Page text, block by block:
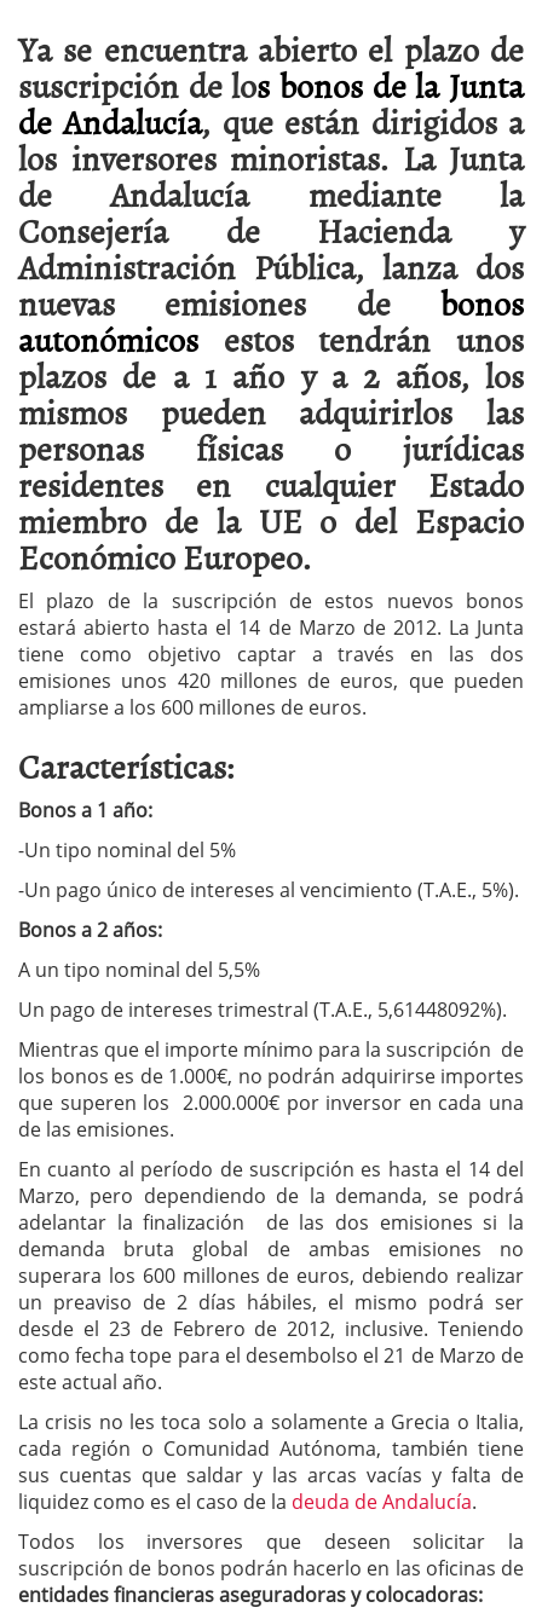
Ya se encuentra abierto el plazo de
suscripción de los bonos de la Junta
de Andalucía, que están dirigidos a
los inversores minoristas. La Junta
de Andalucía mediante la
Consejería de Hacienda y
Administración Pública, lanza dos
nuevas emisiones de bonos
autonómicos estos tendrán unos
plazos de a 1 año y a 2 años, los
mismos pueden adquirirlos las
personas físicas o jurídicas
residentes en cualquier Estado
miembro de la UE o del Espacio
Económico Europeo.
El plazo de la suscripción de estos nuevos bonos
estará abierto hasta el 14 de Marzo de 2012. La Junta
tiene como objetivo captar a través en las dos
emisiones unos 420 millones de euros, que pueden
ampliarse a los 600 millones de euros.
Características:
Bonos a 1 año:
-Un tipo nominal del 5%
-Un pago único de intereses al vencimiento (T.A.E., 5%).
Bonos a 2 años:
A un tipo nominal del 5,5%
Un pago de intereses trimestral (T.A.E., 5,61448092%).
Mientras que el importe mínimo para la suscripción de
los bonos es de 1.000€, no podrán adquirirse importes
que superen los 2.000.000€ por inversor en cada una
de las emisiones.
En cuanto al período de suscripción es hasta el 14 del
Marzo, pero dependiendo de la demanda, se podrá
adelantar la finalización de las dos emisiones si la
demanda bruta global de ambas emisiones no
superara los 600 millones de euros, debiendo realizar
un preaviso de 2 días hábiles, el mismo podrá ser
desde el 23 de Febrero de 2012, inclusive. Teniendo
como fecha tope para el desembolso el 21 de Marzo de
este actual año.
La crisis no les toca solo a solamente a Grecia o Italia,
cada región o Comunidad Autónoma, también tiene
sus cuentas que saldar y las arcas vacías y falta de
liquidez como es el caso de la deuda de Andalucía.
Todos los inversores que deseen solicitar la
suscripción de bonos podrán hacerlo en las oficinas de
entidades financieras aseguradoras y colocadoras: